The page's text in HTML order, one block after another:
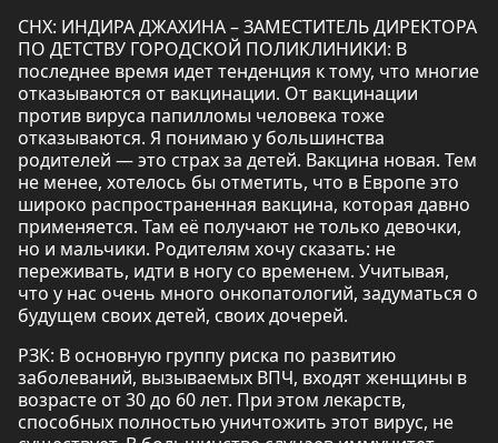
СНХ: ИНДИРА ДЖАХИНА – ЗАМЕСТИТЕЛЬ ДИРЕКТОРА
ПО ДЕТСТВУ ГОРОДСКОЙ ПОЛИКЛИНИКИ: В
последнее время идет тенденция к тому, что многие
отказываются от вакцинации. От вакцинации
против вируса папилломы человека тоже
отказываются. Я понимаю у большинства
родителей — это страх за детей. Вакцина новая. Тем
не менее, хотелось бы отметить, что в Европе это
широко распространенная вакцина, которая давно
применяется. Там её получают не только девочки,
но и мальчики. Родителям хочу сказать: не
переживать, идти в ногу со временем. Учитывая,
что у нас очень много онкопатологий, задуматься о
будущем своих детей, своих дочерей.
РЗК: В основную группу риска по развитию
заболеваний, вызываемых ВПЧ, входят женщины в
возрасте от 30 до 60 лет. При этом лекарств,
способных полностью уничтожить этот вирус, не